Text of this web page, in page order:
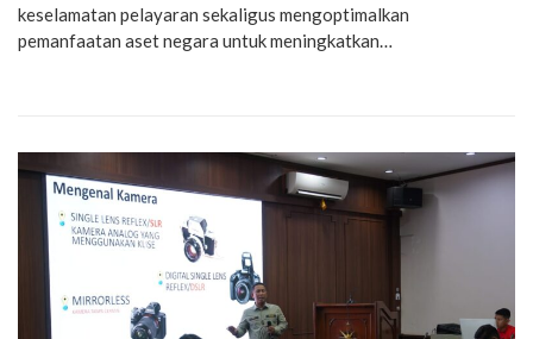
keselamatan pelayaran sekaligus mengoptimalkan
pemanfaatan aset negara untuk meningkatkan…